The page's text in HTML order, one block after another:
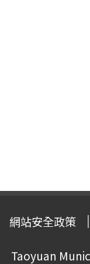
網站安全政策
Taoyuan